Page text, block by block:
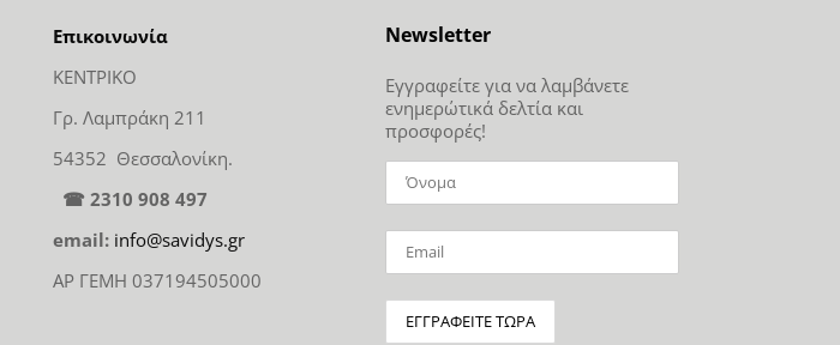
Επικοινωνία
ΚΕΝΤΡΙΚΟ
Γρ. Λαμπράκη 211
54352 Θεσσαλονίκη.
☎ 2310 908 497
email: info@savidys.gr
ΑΡ ΓΕΜΗ 037194505000
Newsletter
Εγγραφείτε για να λαμβάνετε
ενημερώτικά δελτία και
προσφορές!